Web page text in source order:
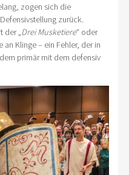
zogen sich die
zurück.
der „Drei Musketiere“ oder
Klinge – ein Fehler, der in
primär mit dem defensiv